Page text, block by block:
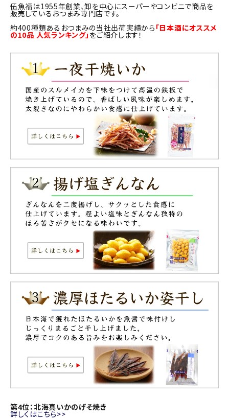
伍魚福は1955年創業、卸を中心にスーパーやコンビニで商品を
販売しているおつまみ専門店です。
約400種類あるおつまみの当社出荷実績から 「日本酒にオススメ
の10品 人気ランキング」 をご紹介します！
第4位：北海真いかのげそ焼き
詳しくはこちら>>